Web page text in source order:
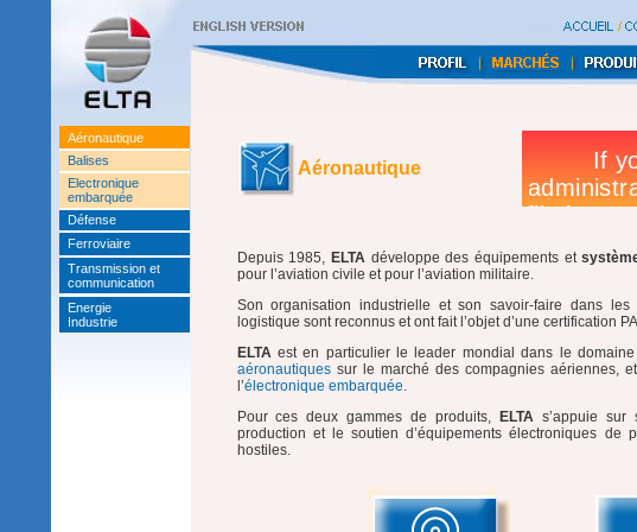
Aéronautique
Balises
Electronique
embarquée
Défense
Ferroviaire
Transmission et
communication
Energie
Industrie
Aéronautique
Depuis 1985, ELTAdéveloppe des équipements et
pour l’aviation civile et pour l’aviation militaire.
Son organisation industrielle et son savoir-faire dans
logistique sont reconnus et ont fait l’objet d’une certification
ELTAest en particulier le leader mondial dans le
aéronautiquessur le marché des compagnies aériennes,
l’électronique embarquée.
Pour ces deux gammes de produits,
ELTA s’appuie
production et le soutien d’équipements électroniques de
hostiles.